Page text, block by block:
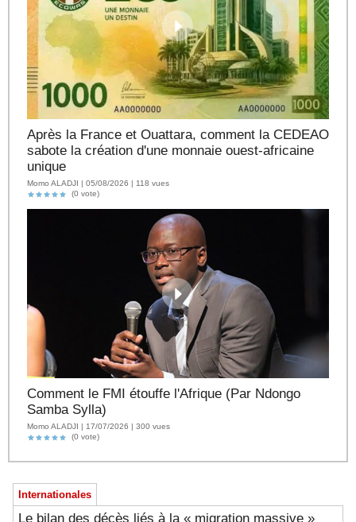
Après la France et Ouattara, comment la CEDEAO
sabote la création d'une monnaie ouest-africaine
unique
Momo ALADJI | 05/08/2026 | 118 vues
(0 vote)
Comment le FMI étouffe l'Afrique (Par Ndongo
Samba Sylla)
Momo ALADJI | 17/07/2026 | 300 vues
(0 vote)
Internationales
Le bilan des décès liés à la « migration massive »